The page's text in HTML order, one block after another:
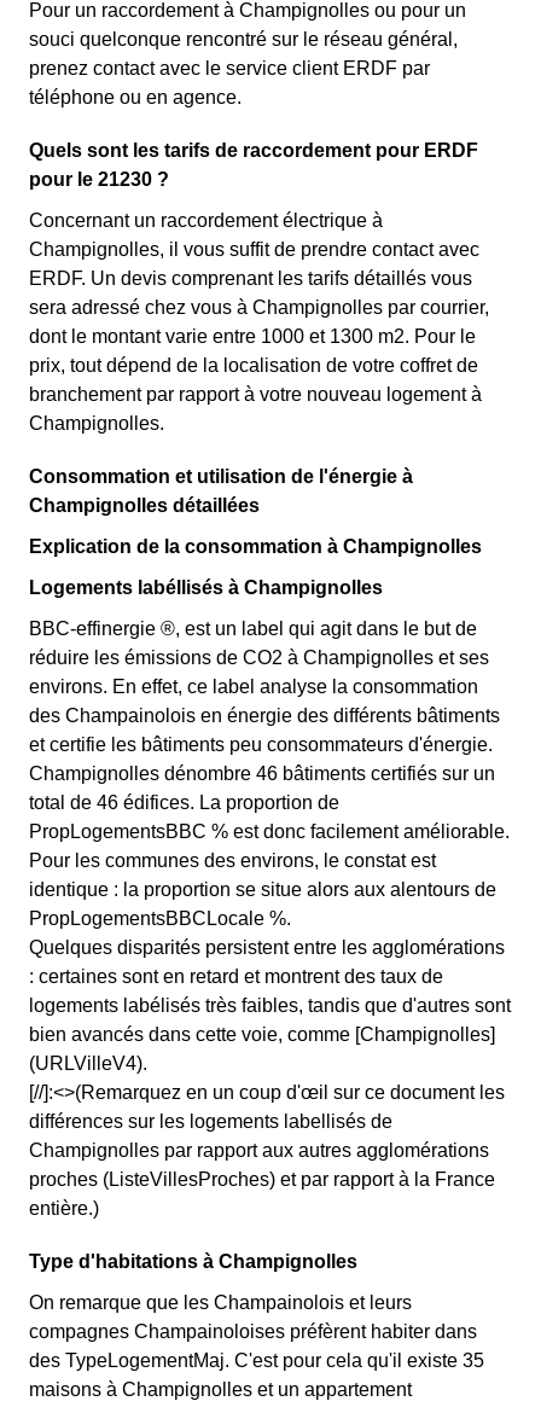
Pour un raccordement à Champignolles ou pour un
souci quelconque rencontré sur le réseau général,
prenez contact avec le service client ERDF par
téléphone ou en agence.
Quels sont les tarifs de raccordement pour ERDF
pour le 21230 ?
Concernant un raccordement électrique à
Champignolles, il vous suffit de prendre contact avec
ERDF. Un devis comprenant les tarifs détaillés vous
sera adressé chez vous à Champignolles par courrier,
dont le montant varie entre 1000 et 1300 m2. Pour le
prix, tout dépend de la localisation de votre coffret de
branchement par rapport à votre nouveau logement à
Champignolles.
Consommation et utilisation de l'énergie à
Champignolles détaillées
Explication de la consommation à Champignolles
Logements labéllisés à Champignolles
BBC-effinergie ®, est un label qui agit dans le but de
réduire les émissions de CO2 à Champignolles et ses
environs. En effet, ce label analyse la consommation
des Champainolois en énergie des différents bâtiments
et certifie les bâtiments peu consommateurs d'énergie.
Champignolles dénombre 46 bâtiments certifiés sur un
total de 46 édifices. La proportion de
PropLogementsBBC % est donc facilement améliorable.
Pour les communes des environs, le constat est
identique : la proportion se situe alors aux alentours de
PropLogementsBBCLocale %.
Quelques disparités persistent entre les agglomérations
: certaines sont en retard et montrent des taux de
logements labélisés très faibles, tandis que d'autres sont
bien avancés dans cette voie, comme [Champignolles]
(URLVilleV4).
[//]:<>(Remarquez en un coup d'œil sur ce document les
différences sur les logements labellisés de
Champignolles par rapport aux autres agglomérations
proches (ListeVillesProches) et par rapport à la France
entière.)
Type d'habitations à Champignolles
On remarque que les Champainolois et leurs
compagnes Champainoloises préfèrent habiter dans
des TypeLogementMaj. C'est pour cela qu'il existe 35
maisons à Champignolles et un appartement